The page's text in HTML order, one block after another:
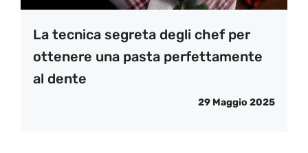
La tecnica segreta degli chef per
ottenere una pasta perfettamente
al dente
29 Maggio 2025